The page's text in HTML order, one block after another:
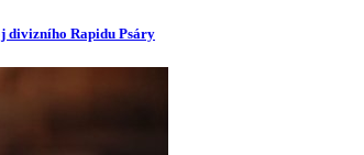
divizního Rapidu Psáry